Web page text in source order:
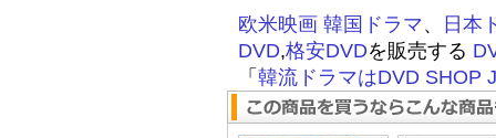
欧米映画 韓国ドラマ、
日本
DVD,格安DVDを販売する
「 韓流ドラマはDVD SHOP